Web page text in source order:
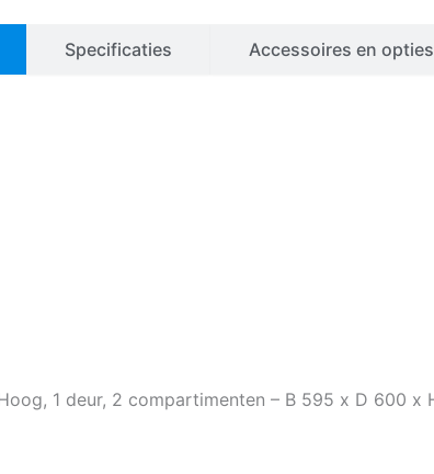
Specificaties Accessoires en opties
1 deur, 2 compartimenten – B 595 x D 600 x